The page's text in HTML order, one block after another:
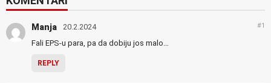
Manja 20.2.2024 #1
Fali EPS-u para, pa da dobiju jos malo…
REPLY